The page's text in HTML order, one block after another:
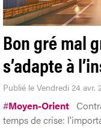
Bon gré mal
s’adapte à
Publié le Vendredi 24 avr.
#Moyen-Orient
temps de crise: